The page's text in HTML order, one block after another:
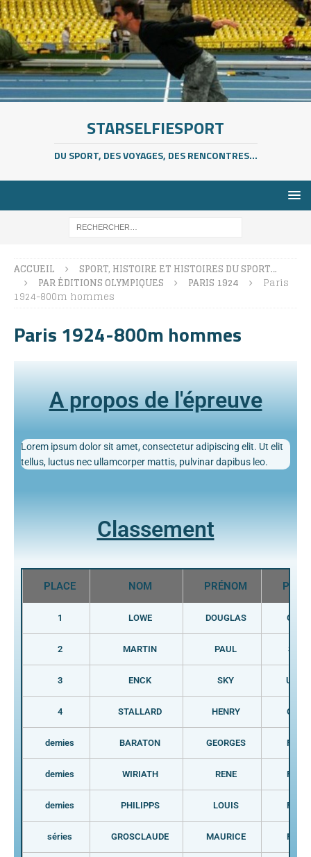
STARSELFIESPORT
DU SPORT, DES VOYAGES, DES RENCONTRES...
ACCUEIL
SPORT, HISTOIRE ET HISTOIRES DU SPORT…
PAR ÉDITIONS OLYMPIQUES
PARIS 1924
Paris
1924-800m hommes
Paris 1924-800m hommes
A propos de l'épreuve
Lorem ipsum dolor sit amet, consectetur adipiscing elit. Ut elit
tellus, luctus nec ullamcorper mattis, pulvinar dapibus leo.
Classement
PLACE NOM PRÉNOM PAYS
1 LOWE DOUGLAS GBR
2 MARTIN PAUL SUI
3 ENCK SKY USA
4 STALLARD HENRY GBR
demies BARATON GEORGES FRA
demies WIRIATH RENE FRA
demies PHILIPPS LOUIS FRA
séries GROSCLAUDE MAURICE FRA